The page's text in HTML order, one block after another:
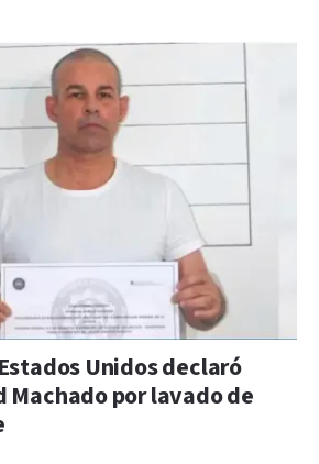
Unidos declaró
Machado por lavado de